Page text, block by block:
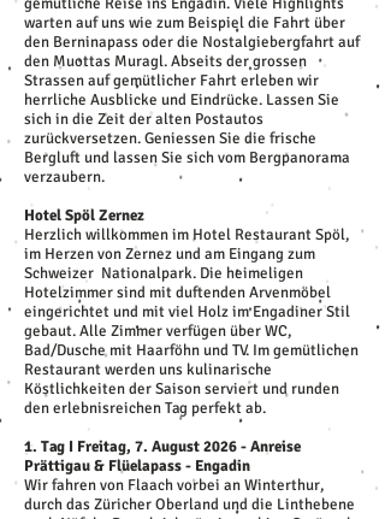
warten auf uns wie zum Beispiel die Fahrt über
den Berninapass oder die Nostalgiebergfahrt auf
den Muottas Muragl. Abseits der grossen
Strassen auf gemütlicher Fahrt erleben wir
herrliche Ausblicke und Eindrücke. Lassen Sie
sich in die Zeit der alten Postautos
zurückversetzen. Geniessen Sie die frische
Bergluft und lassen Sie sich vom Bergpanorama
verzaubern.
Hotel Spöl Zernez
Herzlich willkommen im Hotel Restaurant Spöl,
im Herzen von Zernez und am Eingang zum
Schweizer Nationalpark. Die heimeligen
Hotelzimmer sind mit duftenden Arvenmöbel
eingerichtet und mit viel Holz im Engadiner Stil
gebaut. Alle Zimmer verfügen über WC,
Bad/Dusche mit Haarföhn und TV. Im gemütlichen
Restaurant werden uns kulinarische
Köstlichkeiten der Saison serviert und runden
den erlebnisreichen Tag perfekt ab.
1. Tag I Freitag, 7. August 2026 - Anreise
Prättigau & Flüelapass - Engadin
Wir fahren von Flaach vorbei an Winterthur,
durch das Züricher Oberland und die Linthebene